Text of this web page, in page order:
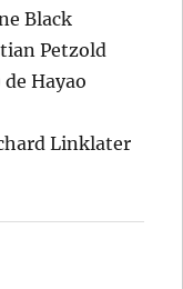
Black
Petzold
Hayao
Linklater